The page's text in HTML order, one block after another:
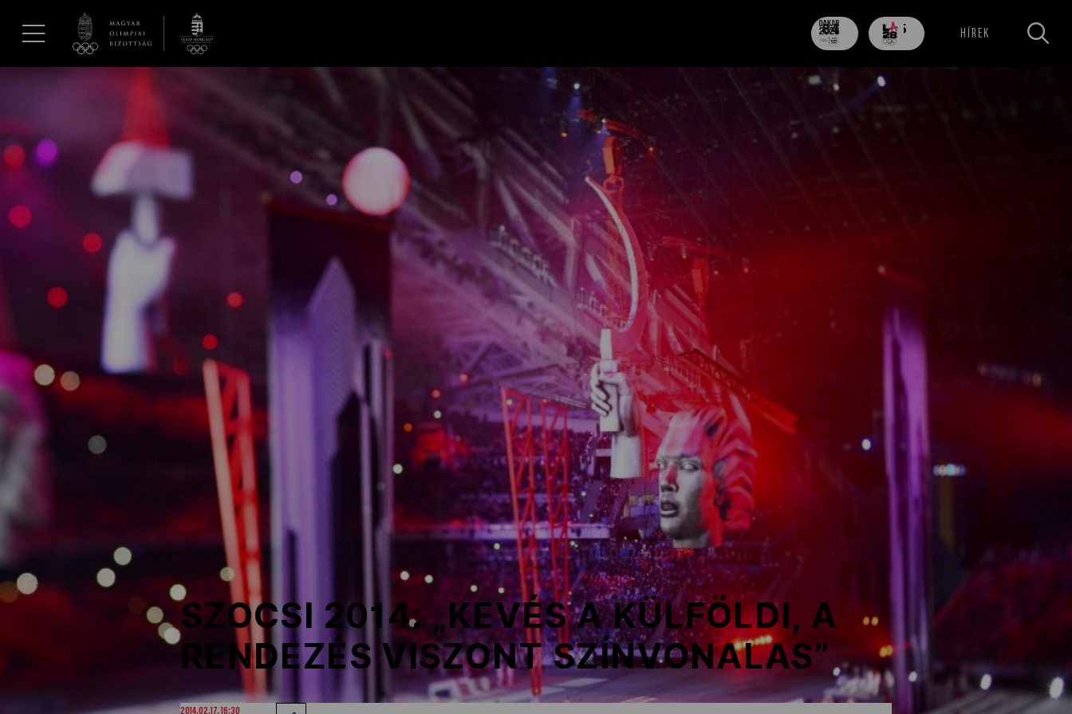
Dakar 2026
MOB
Kettőskarrier-program
NOB
Társszervezetek
OVEP
Adatbank
84
nap
705
nap HÍREK
SZOCSI 2014: „KEVÉS A KÜLFÖLDI, A
RENDEZÉS VISZONT SZÍNVONALAS”